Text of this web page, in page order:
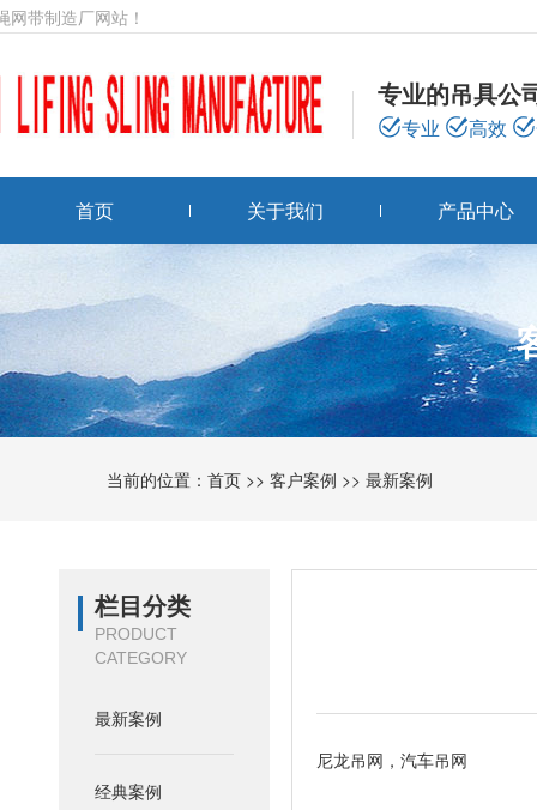
带制造厂网站！
专业的吊具公
专业 高效
首页 关于我们 产品中心
当前的位置： 首页 >> 客户案例 >> 最新案例
栏目分类
PRODUCT
CATEGORY
最新案例
经典案例
尼龙吊网，汽车吊网